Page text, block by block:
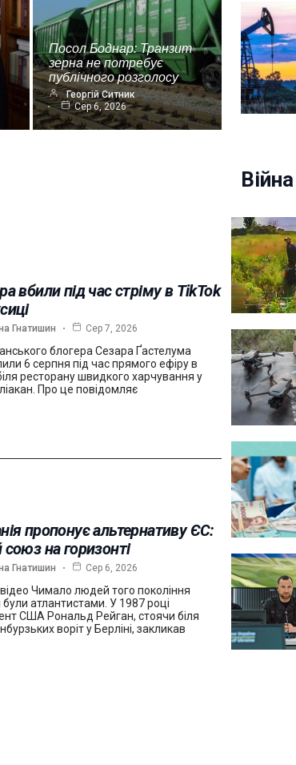
Посол Боднар: Транзит
зерна не потребує
публічного розголосу
Георгій Ситник
Сер 6, 2026
Війна
вбили під час стріму в TikTok
Гнатишин Сер 7, 2026
блогера Сезара Ґастелума
6 серпня під час прямого ефіру в
ресторану швидкого харчування у
Про це повідомляє
пропонує альтернативу ЄС:
на горизонті
Гнатишин Сер 6, 2026
відео Чимало людей того покоління
атлантистами. У 1987 році
США Рональд Рейган, стоячи біля
воріт у Берліні, закликав